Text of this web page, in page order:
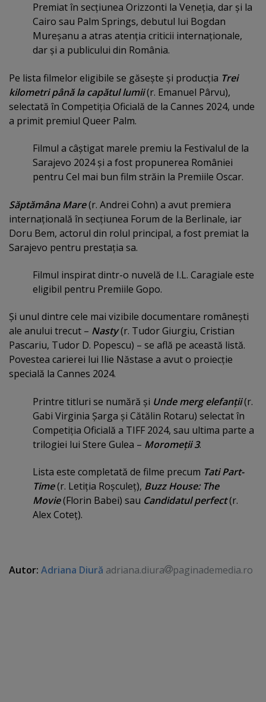
Premiat în secţiunea Orizzonti la Veneţia, dar şi la
Cairo sau Palm Springs, debutul lui Bogdan
Mureşanu a atras atenţia criticii internaţionale,
dar şi a publicului din România.
Pe lista filmelor eligibile se găseşte şi producţia Trei
kilometri până la capătul lumii(r. Emanuel Pârvu),
selectată în Competiţia Oficială de la Cannes 2024, unde
a primit premiul Queer Palm.
Filmul a câştigat marele premiu la Festivalul de la
Sarajevo 2024 şi a fost propunerea României
pentru Cel mai bun film străin la Premiile Oscar.
Săptămâna Mare(r. Andrei Cohn) a avut premiera
internaţională în secţiunea Forum de la Berlinale, iar
Doru Bem, actorul din rolul principal, a fost premiat la
Sarajevo pentru prestaţia sa.
Filmul inspirat dintr-o nuvelă de I.L. Caragiale este
eligibil pentru Premiile Gopo.
Şi unul dintre cele mai vizibile documentare româneşti
ale anului trecut – Nasty(r. Tudor Giurgiu, Cristian
Pascariu, Tudor D. Popescu) – se află pe această listă.
Povestea carierei lui Ilie Năstase a avut o proiecţie
specială la Cannes 2024.
Printre titluri se numără şi Unde merg elefanţii(r.
Gabi Virginia Şarga şi Cătălin Rotaru) selectat în
Competiţia Oficială a TIFF 2024, sau ultima parte a
trilogiei lui Stere Gulea – Moromeţii 3.
Lista este completată de filme precum Tati Part-
Time(r. Letiţia Roşculeţ), Buzz House: The
Movie(Florin Babei) sau Candidatul perfect(r.
Alex Coteţ).
Autor: Adriana Diură adriana.diura paginademedia.ro